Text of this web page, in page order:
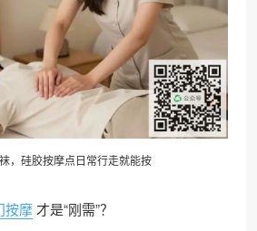
，硅胶按摩点日常行走就能按
按摩 才是“刚需”？